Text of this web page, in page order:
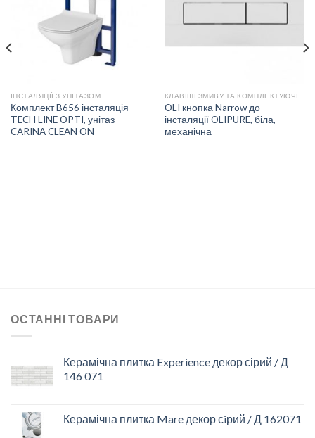
БАЖАНЬ
ІНСТАЛЯЦІЇ З УНІТАЗОМ
Комплект B656 інсталяція
TECH LINE OPTI, унітаз
CARINA CLEAN ON
СПИСКУ
КЛАВІШІ ЗМИВУ ТА КОМПЛЕКТУЮЧІ
OLI кнопка Narrow до
інсталяції OLIPURE, біла,
механічна
ОСТАННІ ТОВАРИ
Керамічна плитка Experience декор сірий / Д
146 071
Керамічна плитка Mare декор сiрий / Д 162071